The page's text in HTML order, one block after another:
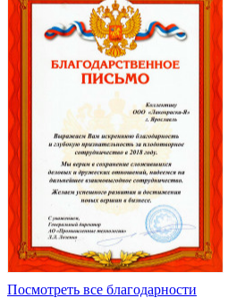
Посмотреть все благодарности